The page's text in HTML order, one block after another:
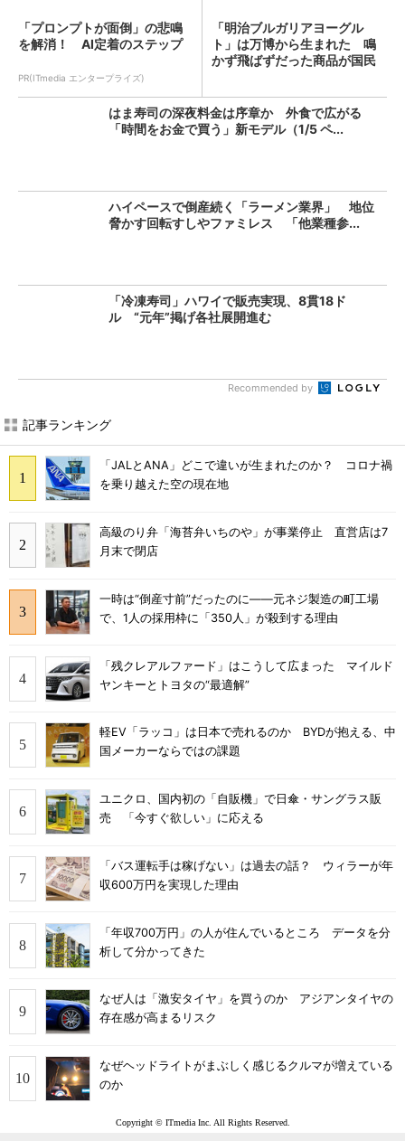
「プロンプトが面倒」の悲鳴
を解消！ AI定着のステップ
PR(ITmedia エンタープライズ)
「明治ブルガリアヨーグル
ト」は万博から生まれた 鳴
かず飛ばずだった商品が国民
はま寿司の深夜料金は序章か 外食で広がる
「時間をお金で買う」新モデル（1/5 ペ...
ハイペースで倒産続く「ラーメン業界」 地位
脅かす回転すしやファミレス 「他業種参...
「冷凍寿司」ハワイで販売実現、8貫18ド
ル “元年”掲げ各社展開進む
Recommended by
記事ランキング
「JALとANA」どこで違いが生まれたのか？ コロナ禍
を乗り越えた空の現在地
高級のり弁「海苔弁いちのや」が事業停止 直営店は7
月末で閉店
一時は“倒産寸前”だったのに――元ネジ製造の町工場
で、1人の採用枠に「350人」が殺到する理由
「残クレアルファード」はこうして広まった マイルド
ヤンキーとトヨタの“最適解”
軽EV「ラッコ」は日本で売れるのか BYDが抱える、中
国メーカーならではの課題
ユニクロ、国内初の「自販機」で日傘・サングラス販
売 「今すぐ欲しい」に応える
「バス運転手は稼げない」は過去の話？ ウィラーが年
収600万円を実現した理由
「年収700万円」の人が住んでいるところ データを分
析して分かってきた
なぜ人は「激安タイヤ」を買うのか アジアンタイヤの
存在感が高まるリスク
なぜヘッドライトがまぶしく感じるクルマが増えている
のか
Copyright © ITmedia Inc. All Rights Reserved.